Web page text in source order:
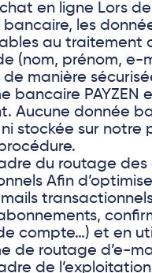
en ligne Lors
les
au traitement
(nom, prénom, e-
manière
bancaire PAYZEN
Aucune donnée
stockée sur notre
du routage des
Afin
compte…) et en
de routage d’e-
de